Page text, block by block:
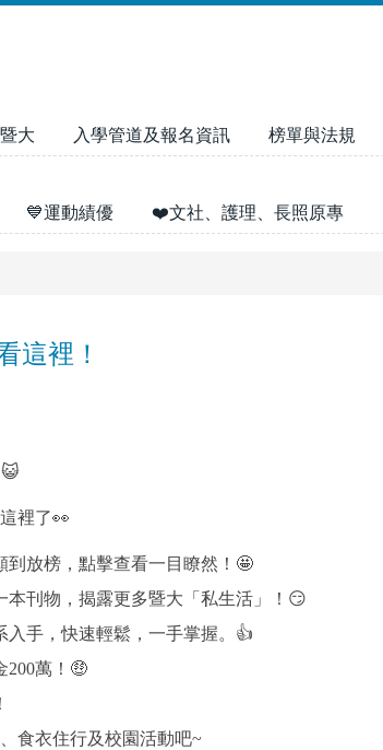
大 入學管道及報名資訊 榜單與法規
💙運動績優 ❤️文社、護理、長照原專
這裡！
裡了👀
到放榜，點擊查看一目瞭然！🤩
本刊物，揭露更多暨大「私生活」！😏
手，快速輕鬆，一手掌握。👍
200萬！🤑
食衣住行及校園活動吧~